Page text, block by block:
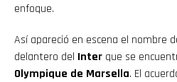
enfoque.
Así apareció en escena el nombre
delantero del Inter que se
Olympique de Marsella. El